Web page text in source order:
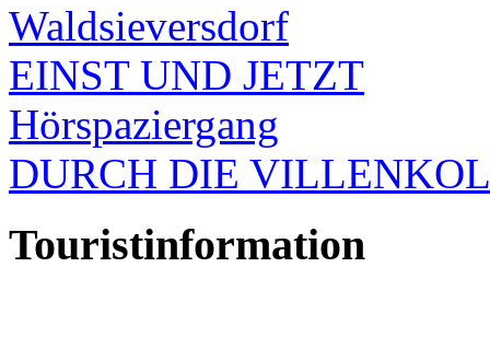
Waldsieversdorf
EINST UND JETZT
Hörspaziergang
DURCH DIE
Touristinformation